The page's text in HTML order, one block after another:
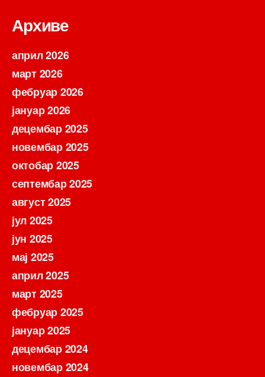
Архиве
април 2026
март 2026
фебруар 2026
јануар 2026
децембар 2025
новембар 2025
октобар 2025
септембар 2025
август 2025
јул 2025
јун 2025
мај 2025
април 2025
март 2025
фебруар 2025
јануар 2025
децембар 2024
новембар 2024